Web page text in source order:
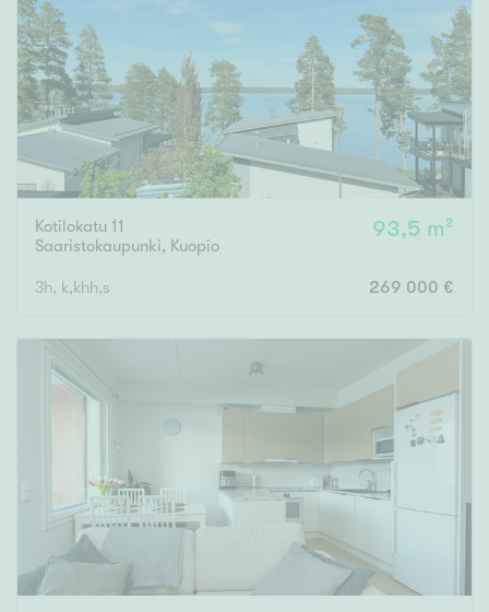
Kotilokatu 11
Saaristokaupunki, Kuopio
93,5 m²
3h, k,khh,s 269 000 €